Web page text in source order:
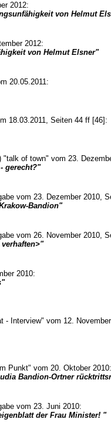
2012:
von Helmut
2012:
von Helmut Elsner"
20.05.2011:
18.03.2011, Seiten 44 ff [46]:
"talk of town" vom 23.
gerecht?"
vom 23. Dezember 2010,
Bandion"
vom 26. November 2010,
2010:
- Interview" vom 12.
Punkt" vom 20. Oktober 2010:
Bandion-Ortner
vom 23. Juni 2010:
der Frau Minister! "